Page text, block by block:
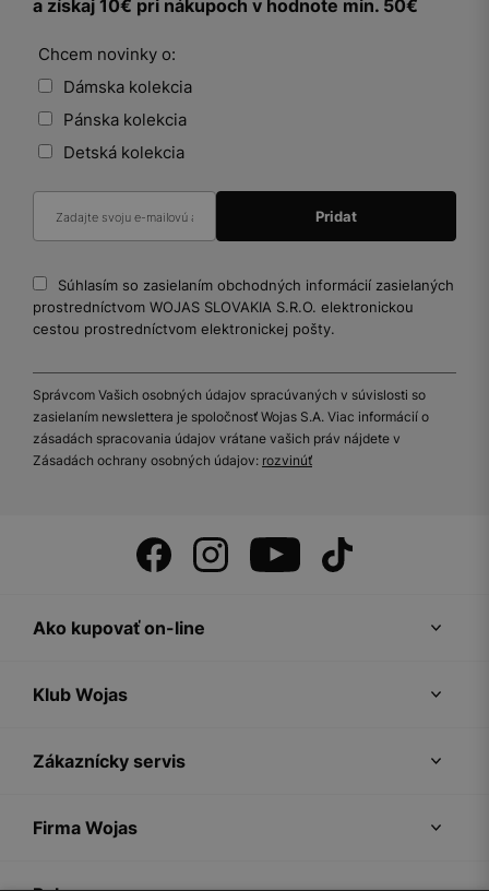
a získaj 10€ pri nákupoch v hodnote min. 50€
Chcem novinky o:
Dámska kolekcia
Pánska kolekcia
Detská kolekcia
Súhlasím so zasielaním obchodných informácií zasielaných
prostredníctvom WOJAS SLOVAKIA S.R.O. elektronickou
cestou prostredníctvom elektronickej pošty.
Správcom Vašich osobných údajov spracúvaných v súvislosti so
zasielaním newslettera je spoločnosť Wojas S.A. Viac informácií o
zásadách spracovania údajov vrátane vašich práv nájdete v
Zásadách ochrany osobných údajov: rozvinúť
Ako kupovať on-line
Klub Wojas
Zákaznícky servis
Firma Wojas